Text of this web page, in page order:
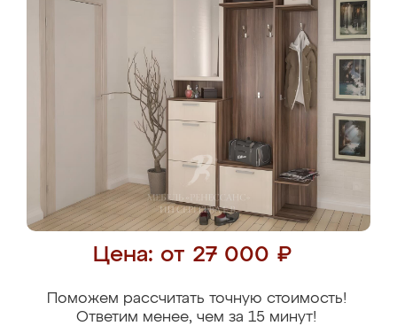
Цена: от 27 000 ₽
Поможем рассчитать точную стоимость!
Ответим менее, чем за 15 минут!